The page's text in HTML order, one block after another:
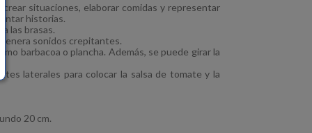
situaciones, elaborar comidas y representar
historias.
las brasas.
sonidos crepitantes.
barbacoa o plancha. Además, se puede girar la
laterales para colocar la salsa de tomate y la
20 cm.